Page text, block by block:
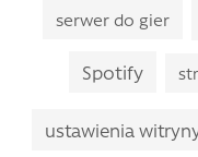
serwer do gier
Spotify
ustawienia